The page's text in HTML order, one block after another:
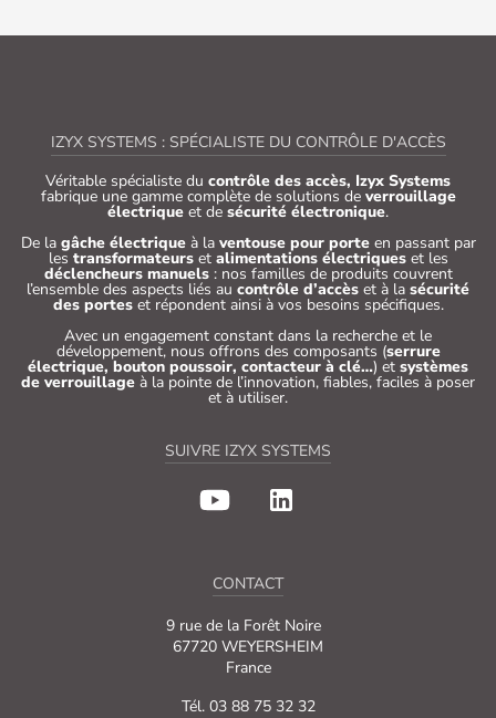
IZYX SYSTEMS : SPÉCIALISTE DU CONTRÔLE D'ACCÈS
Véritable spécialiste du contrôle des accès, Izyx Systems
fabrique une gamme complète de solutions de verrouillage
électrique et de sécurité électronique.
De la gâche électriqueà la ventouse pour porteen passant par
les transformateurset alimentations électriqueset les
déclencheurs manuels: nos familles de produits couvrent
l’ensemble des aspects liés au contrôle d’accès et à la sécurité
des porteset répondent ainsi à vos besoins spécifiques.
Avec un engagement constant dans la recherche et le
développement, nous offrons des composants (serrure
électrique, bouton poussoir, contacteur à clé…) et systèmes
de verrouillage à la pointe de l’innovation, fiables, faciles à poser
et à utiliser.
SUIVRE IZYX SYSTEMS
CONTACT
9 rue de la Forêt Noire
67720 WEYERSHEIM
France
Tél. 03 88 75 32 32